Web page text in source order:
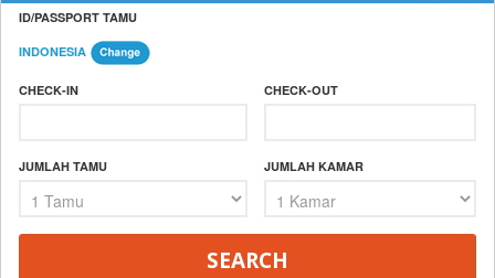
ID/PASSPORT TAMU
INDONESIA
CHECK-IN CHECK-OUT
JUMLAH TAMU JUMLAH KAMAR